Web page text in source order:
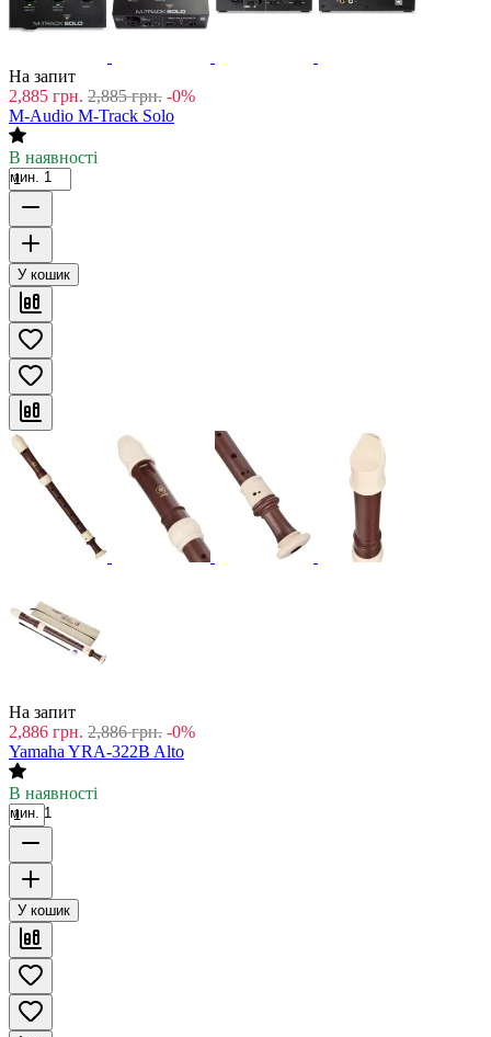
На запит
2,885 грн. 2,885 грн. -0%
M-Audio M-Track Solo
В наявності
мин. 1
У кошик
На запит
2,886 грн. 2,886 грн. -0%
Yamaha YRA-322B Alto
В наявності
мин. 1
У кошик